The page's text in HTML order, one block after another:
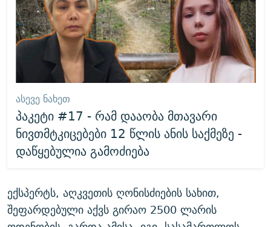
ᲐᲡᲔᲕᲔ ᲜᲐᲮᲔᲗ
პაკეტი #17 - რამ დააობა მთავარი
ნივთმტკიცებები 12 წლის ანის საქმეზე -
დაწყებულია გამოძიება
ექსპერტს, აღკვეთის ღონისძიების სახით,
შეფარდებული აქვს გირაო 2500 ლარის